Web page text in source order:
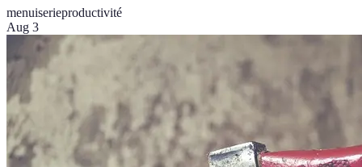
menuiserieproductivité
Aug 3